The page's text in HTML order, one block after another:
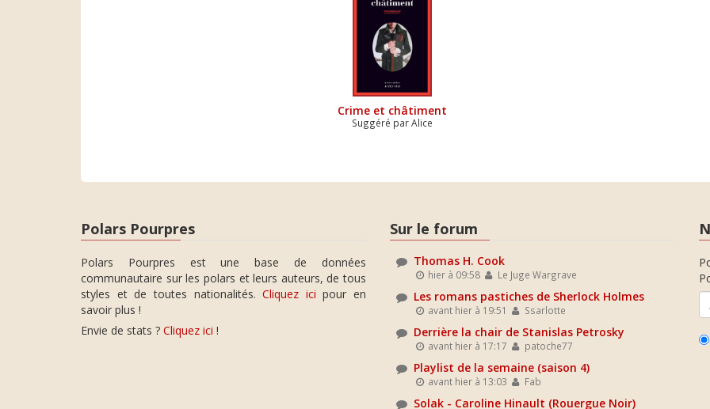
Crime et châtiment
Suggéré par Alice
Polars Pourpres
Polars Pourpres est une base de données
communautaire sur les polars et leurs auteurs, de tous
styles et de toutes nationalités.Cliquez ici pour en
savoir plus !
Envie de stats ? Cliquez ici !
Sur le forum
Thomas H. Cook
hier à 09:58 Le Juge Wargrave
Les romans pastiches de Sherlock Holmes
avant hier à 19:51 Ssarlotte
Derrière la chair de Stanislas Petrosky
avant hier à 17:17 patoche77
Playlist de la semaine (saison 4)
avant hier à 13:03 Fab
Solak - Caroline Hinault (Rouergue Noir)